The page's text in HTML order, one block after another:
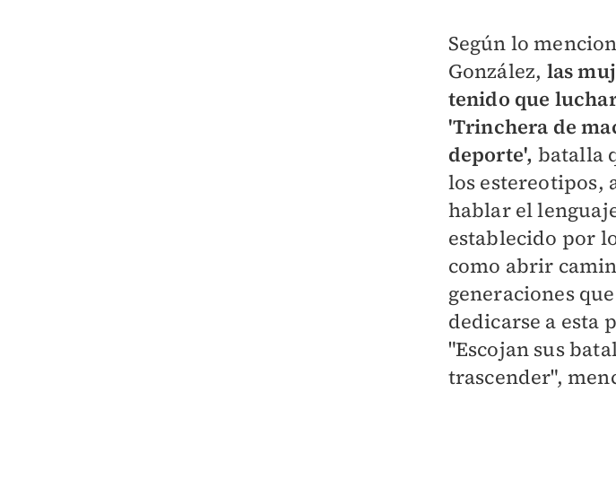
Según lo
González, las
tenido que
'Trinchera de
deporte', batalla
los estereotipos,
hablar el
establecido por
como abrir
generaciones
dedicarse a esta
"Escojan sus
trascender",